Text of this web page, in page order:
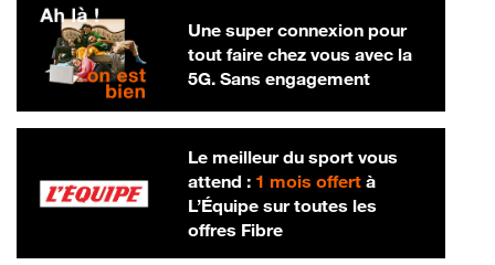
Une super connexion pour
tout faire chez vous avec la
5G. Sans engagement
Le meilleur du sport vous
attend : 1 mois offertà
L’Équipe sur toutes les
offres Fibre